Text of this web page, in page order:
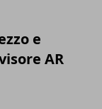
e
AR